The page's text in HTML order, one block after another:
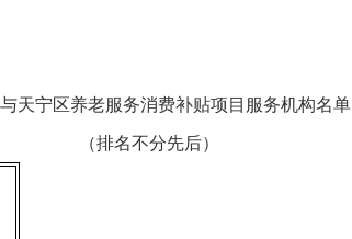
天宁区养老服务消费补贴项目服务机构名单
（排名不分先后）